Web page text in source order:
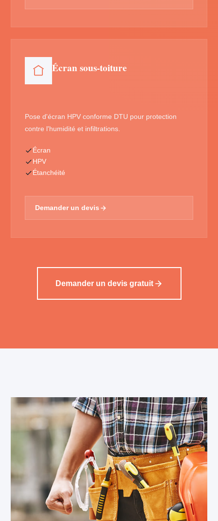
Écran sous-toiture
Pose d'écran HPV conforme DTU pour protection
contre l'humidité et infiltrations.
Écran
HPV
Étanchéité
Demander un devis
Demander un devis gratuit